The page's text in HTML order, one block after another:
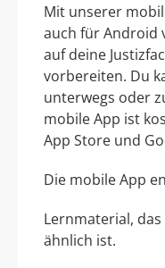
Mit unserer
auch für Android
auf deine
vorbereiten. Du
unterwegs oder
mobile App ist
App Store und
Die mobile App
Lernmaterial,
ähnlich ist.